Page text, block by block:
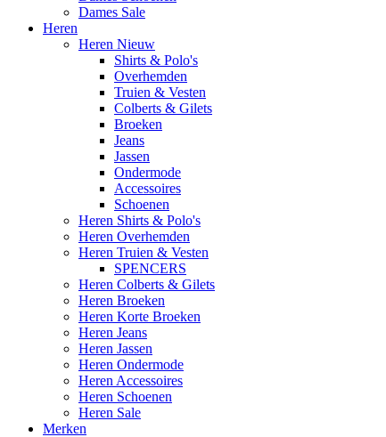
Dames Sale
Heren
Heren Nieuw
Shirts & Polo's
Overhemden
Truien & Vesten
Colberts & Gilets
Broeken
Jeans
Jassen
Ondermode
Accessoires
Schoenen
Heren Shirts & Polo's
Heren Overhemden
Heren Truien & Vesten
SPENCERS
Heren Colberts & Gilets
Heren Broeken
Heren Korte Broeken
Heren Jeans
Heren Jassen
Heren Ondermode
Heren Accessoires
Heren Schoenen
Heren Sale
Merken